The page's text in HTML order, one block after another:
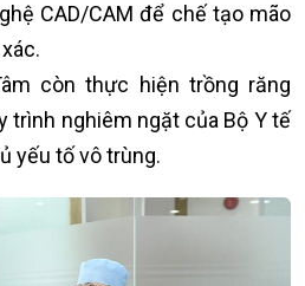
CAD/CAM để chế tạo mão
còn thực hiện trồng răng
trình nghiêm ngặt của Bộ Y tế
yếu tố vô trùng.